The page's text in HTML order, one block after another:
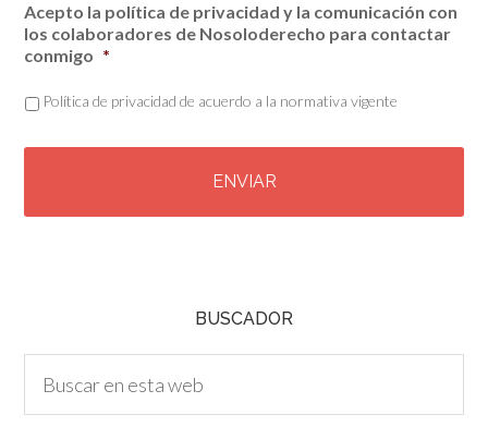
Acepto la política de privacidad y la comunicación con
los colaboradores de Nosoloderecho para contactar
conmigo *
Política de privacidad de acuerdo a la normativa vigente
BUSCADOR